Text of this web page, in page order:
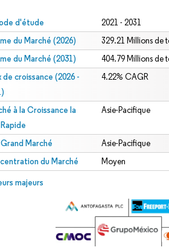
d'étude 2021 - 2031
du Marché (2026) 329.21 Millions de
du Marché (2031) 404.79 Millions de
de croissance (2026 -
4.22% CAGR
à la Croissance la
Asie-Pacifique
Marché Asie-Pacifique
du Marché Moyen
majeurs
© Mordor Intelligence. La réutilisation nécessite une
attribution sous CC BY 4.0.